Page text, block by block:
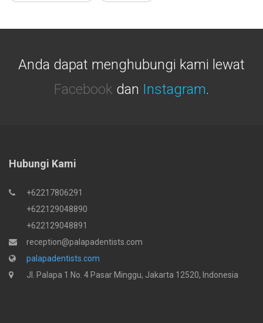
Anda dapat menghubungi kami lewat
Facebook dan Instagram.
Hubungi Kami
+62217806291
+622129048890
+622129048891
reception@palapadentists.com
palapadentists.com
Jl. Palapa 1 No. 4 Pasar Minggu, Jakarta 12520, Indonesia